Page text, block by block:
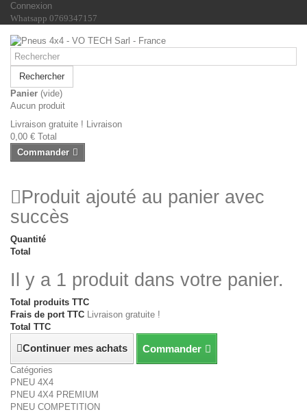
Connexion
Whatsapp 0769347157
Rechercher
Panier (vide)
Aucun produit
Livraison gratuite ! Livraison
0,00 € Total
Commander
Produit ajouté au panier avec
succès
Quantité
Total
Il y a 1 produit dans votre panier.
Total produits TTC
Frais de port TTC Livraison gratuite !
Total TTC
Continuer mes achats Commander
Catégories
PNEU 4X4
PNEU 4X4 PREMIUM
PNEU COMPETITION